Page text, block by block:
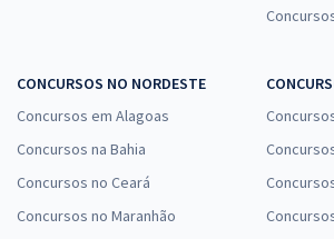
CONCURSOS NO NORDESTE
Concursos em Alagoas
Concursos na Bahia
Concursos no Ceará
Concursos no Maranhão